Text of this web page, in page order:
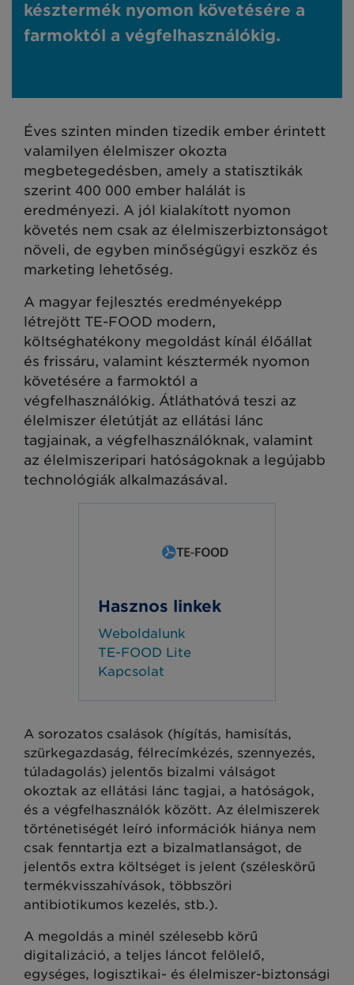
késztermék nyomon követésére a
farmoktól a végfelhasználókig.
Éves szinten minden tizedik ember érintett
valamilyen élelmiszer okozta
megbetegedésben, amely a statisztikák
szerint 400 000 ember halálát is
eredményezi. A jól kialakított nyomon
követés nem csak az élelmiszerbiztonságot
növeli, de egyben minőségügyi eszköz és
marketing lehetőség.
A magyar fejlesztés eredményeképp
létrejött TE-FOOD modern,
költséghatékony megoldást kínál élőállat
és frissáru, valamint késztermék nyomon
követésére a farmoktól a
végfelhasználókig. Átláthatóvá teszi az
élelmiszer életútját az ellátási lánc
tagjainak, a végfelhasználóknak, valamint
az élelmiszeripari hatóságoknak a legújabb
technológiák alkalmazásával.
Hasznos linkek
Weboldalunk
TE-FOOD Lite
Kapcsolat
A sorozatos csalások (hígítás, hamisítás,
szürkegazdaság, félrecímkézés, szennyezés,
túladagolás) jelentős bizalmi válságot
okoztak az ellátási lánc tagjai, a hatóságok,
és a végfelhasználók között. Az élelmiszerek
történetiségét leíró információk hiánya nem
csak fenntartja ezt a bizalmatlanságot, de
jelentős extra költséget is jelent (széleskörű
termékvisszahívások, többszöri
antibiotikumos kezelés, stb.).
A megoldás a minél szélesebb körű
digitalizáció, a teljes láncot felölelő,
egységes, logisztikai- és élelmiszer-biztonsági